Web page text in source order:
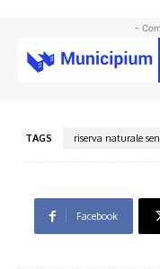
-
TAGS riserva naturale
Facebook